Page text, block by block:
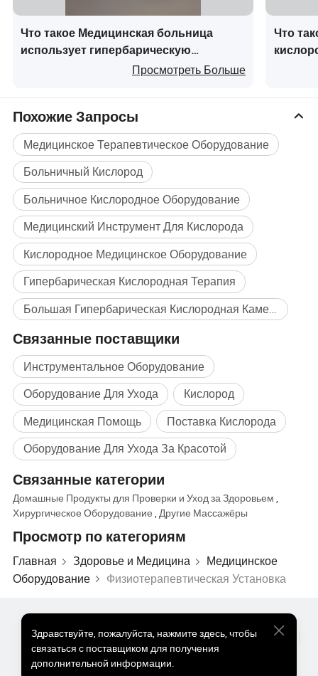
Что такое Медицинская больница
использует гипербарическую
кислородную камеру, одностенную
для заживления ран
Просмотреть Больше
Что
Похожие Запросы
Медицинское Терапевтическое Оборудование
Больничный Кислород
Больничное Кислородное Оборудование
Медицинский Инструмент Для Кислорода
Кислородное Медицинское Оборудование
Гипербарическая Кислородная Терапия
Большая Гипербарическая Кислородная Камера Массовая покупка
Связанные поставщики
Инструментальное Оборудование
Оборудование Для Ухода
Кислород
Медицинская Помощь
Поставка Кислорода
Оборудование Для Ухода За Красотой
Связанные категории
Домашные Продукты для Проверки и Уход за Здоровьем
Хирургическое Оборудование Другие Массажёры
Просмотр по категориям
Главная Здоровье и Медицина
Медицинское
Оборудование
Физиотерапевтическая Установка
Здравствуйте, пожалуйста, нажмите здесь, чтобы
связаться с поставщиком для получения
дополнительной информации.
Оптом Горячие Товары
Звездный покупатель
ПК Сайт
Информация
Пользовательское соглашение